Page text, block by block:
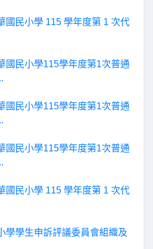
國民小學 115 學年度第 1 次代
國民小學115學年度第1次普通
國民小學115學年度第1次普通
國民小學115學年度第1次普通
國民小學 115 學年度第 1 次代
學學生申訴評議委員會組織及